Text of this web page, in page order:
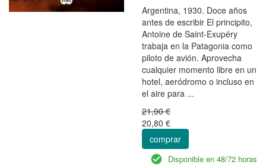
Argentina, 1930. Doce años
antes de escribir El principito,
Antoine de Saint-Exupéry
trabaja en la Patagonia como
piloto de avión. Aprovecha
cualquier momento libre en un
hotel, aeródromo o incluso en
el aire para ...
21,90 €
20,80 €
comprar
Disponible en 48/72 horas